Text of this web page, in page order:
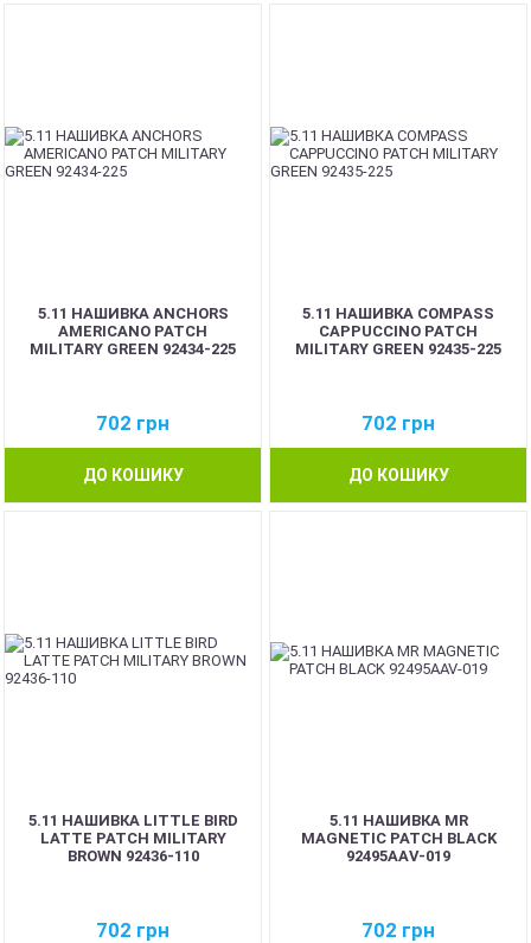
5.11 НАШИВКА ANCHORS
AMERICANO PATCH
MILITARY GREEN 92434-225
702 грн
ДО КОШИКУ
5.11 НАШИВКА COMPASS
CAPPUCCINO PATCH
MILITARY GREEN 92435-225
702 грн
ДО КОШИКУ
5.11 НАШИВКА LITTLE BIRD
LATTE PATCH MILITARY
BROWN 92436-110
702 грн
5.11 НАШИВКА MR
MAGNETIC PATCH BLACK
92495AAV-019
702 грн